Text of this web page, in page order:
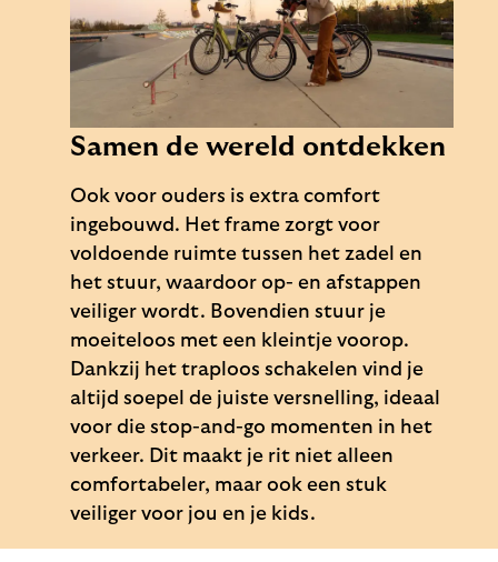
Samen de wereld ontdekken
Ook voor ouders is extra comfort
ingebouwd. Het frame zorgt voor
voldoende ruimte tussen het zadel en
het stuur, waardoor op- en afstappen
veiliger wordt. Bovendien stuur je
moeiteloos met een kleintje voorop.
Dankzij het traploos schakelen vind je
altijd soepel de juiste versnelling, ideaal
voor die stop-and-go momenten in het
verkeer. Dit maakt je rit niet alleen
comfortabeler, maar ook een stuk
veiliger voor jou en je kids.